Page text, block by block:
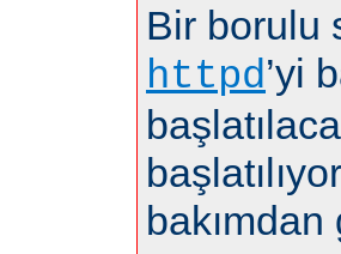
Bir borulu
httpd’yi
bakımdan